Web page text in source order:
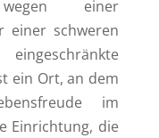
wegen einer
einer schweren
ein Ort, an dem
im
Einrichtung, die